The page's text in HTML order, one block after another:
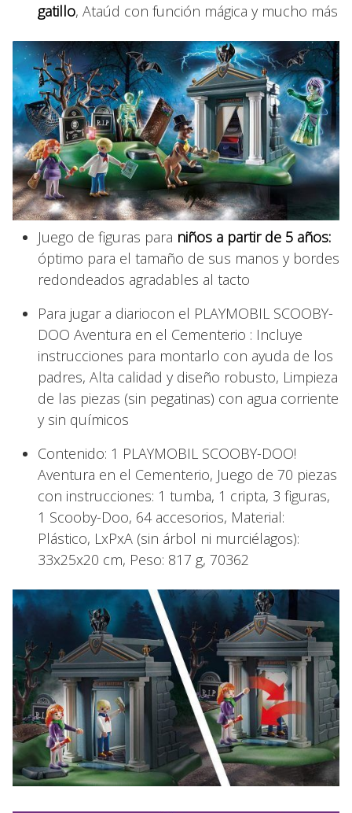
gatillo, Ataúd con función mágica y mucho más
Juego de figuras para niños a partir de 5 años:
óptimo para el tamaño de sus manos y bordes
redondeados agradables al tacto
Para jugar a diariocon el PLAYMOBIL SCOOBY-
DOO Aventura en el Cementerio : Incluye
instrucciones para montarlo con ayuda de los
padres, Alta calidad y diseño robusto, Limpieza
de las piezas (sin pegatinas) con agua corriente
y sin químicos
Contenido: 1 PLAYMOBIL SCOOBY-DOO!
Aventura en el Cementerio, Juego de 70 piezas
con instrucciones: 1 tumba, 1 cripta, 3 figuras,
1 Scooby-Doo, 64 accesorios, Material:
Plástico, LxPxA (sin árbol ni murciélagos):
33x25x20 cm, Peso: 817 g, 70362